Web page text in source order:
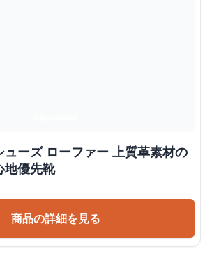
ューズ ローファー 上質革素材の
地優先靴
商品の詳細を見る